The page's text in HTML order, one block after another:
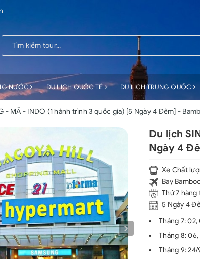
NƯỚC DU LỊCH QUỐC TẾ DU LỊCH TRUNG QUỐC
- MÃ - INDO (1 hành trình 3 quốc gia) [5 Ngày 4 Đêm] -
Du lịch
Ngày 4
Xe Chất
Bay
Thứ 7 hàng
5 Ngày 4
Tháng 7: 02,
Tháng 8: 06,
Tháng 9: 24/